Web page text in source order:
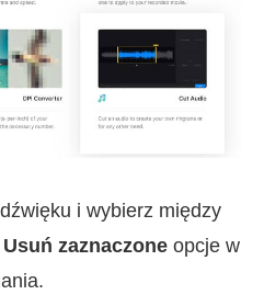
i wybierz między
Usuń zaznaczone opcje w